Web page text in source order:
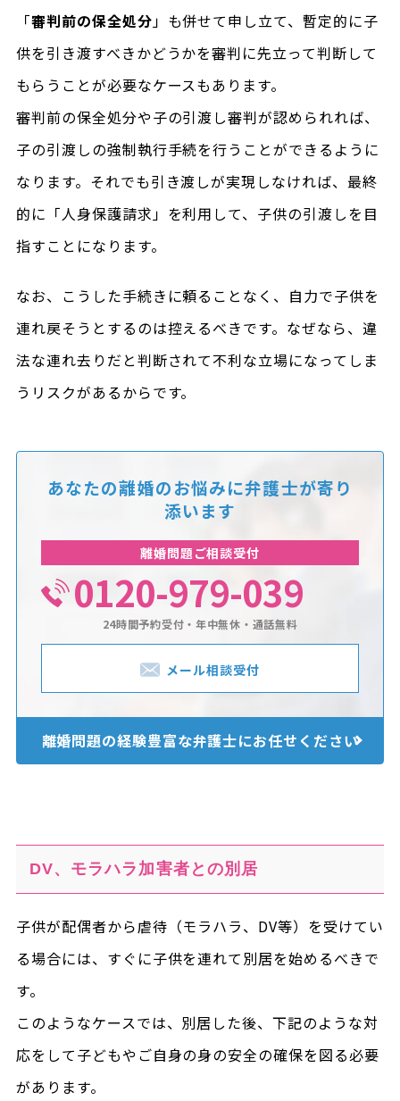
「審判前の保全処分」も併せて申し立て、暫定的に子
供を引き渡すべきかどうかを審判に先立って判断して
もらうことが必要なケースもあります。
審判前の保全処分や子の引渡し審判が認められれば、
子の引渡しの強制執行手続を行うことができるように
なります。それでも引き渡しが実現しなければ、最終
的に「人身保護請求」を利用して、子供の引渡しを目
指すことになります。
なお、こうした手続きに頼ることなく、自力で子供を
連れ戻そうとするのは控えるべきです。なぜなら、違
法な連れ去りだと判断されて不利な立場になってしま
うリスクがあるからです。
あなたの離婚のお悩みに弁護士が寄り
添います
離婚問題ご相談受付
0120-979-039
24時間予約受付・年中無休・通話無料
メール相談受付
離婚問題の経験豊富な弁護士にお任せください
DV、モラハラ加害者との別居
子供が配偶者から虐待（モラハラ、DV等）を受けてい
る場合には、すぐに子供を連れて別居を始めるべきで
す。
このようなケースでは、別居した後、下記のような対
応をして子どもやご自身の身の安全の確保を図る必要
があります。